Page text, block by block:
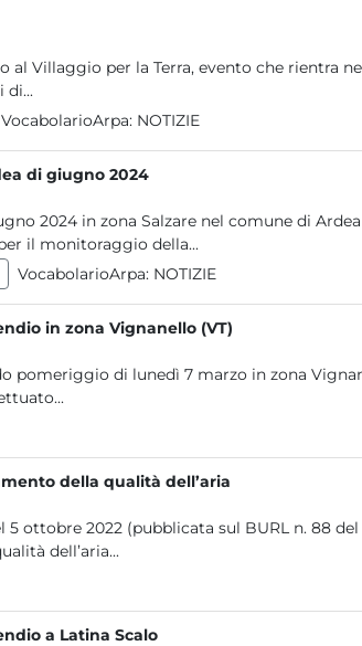
al Villaggio per la Terra, evento che rientra
di...
VocabolarioArpa: NOTIZIE
di giugno 2024
2024 in zona Salzare nel comune di Ardea
il monitoraggio della...
VocabolarioArpa: NOTIZIE
in zona Vignanello (VT)
pomeriggio di lunedì 7 marzo in zona
della qualità dell’aria
ottobre 2022 (pubblicata sul BURL n. 88
dell’aria...
a Latina Scalo